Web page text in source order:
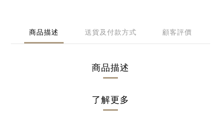
商品描述 送貨及付款方式 顧客評價
商品描述
了解更多